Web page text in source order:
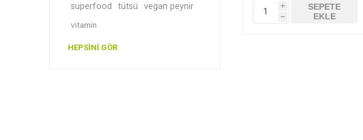
Akşam Pazarı
Süper Tozlar
i
h
SEPETE
EKLE
superfood tütsü vegan peynir
vitamin
HEPSINI GÖR